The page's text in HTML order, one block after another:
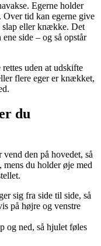
Egerne holder
tid kan egerne give
slap eller knække. Det
side – og så opstår
uden at udskifte
flere eger er knækket,
du
den på hovedet, så
du holder øje med
sig fra side til side, så
på højre og venstre
og ned, så hjulet føles